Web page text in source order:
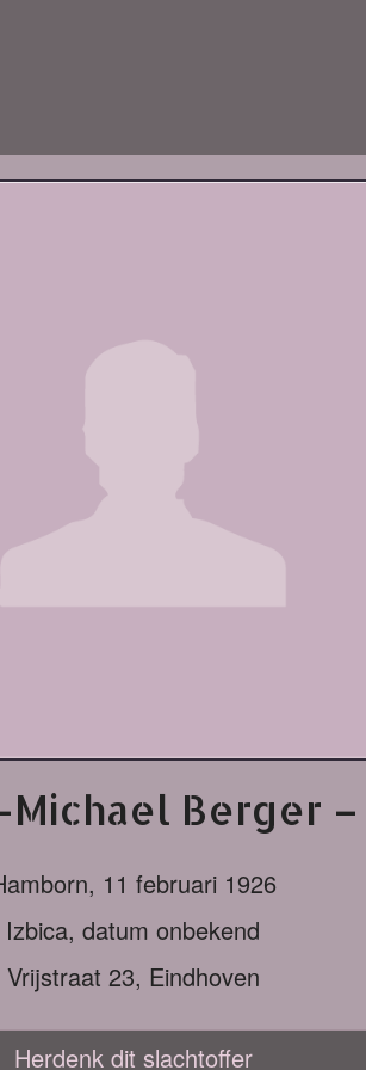
Michael Berger –
11 februari 1926
Izbica, datum onbekend
Vrijstraat 23, Eindhoven
Herdenk dit slachtoffer